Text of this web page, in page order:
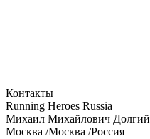
Контакты
Running Heroes Russia
Михаил Михайлович Долгий
Москва /Москва /Россия